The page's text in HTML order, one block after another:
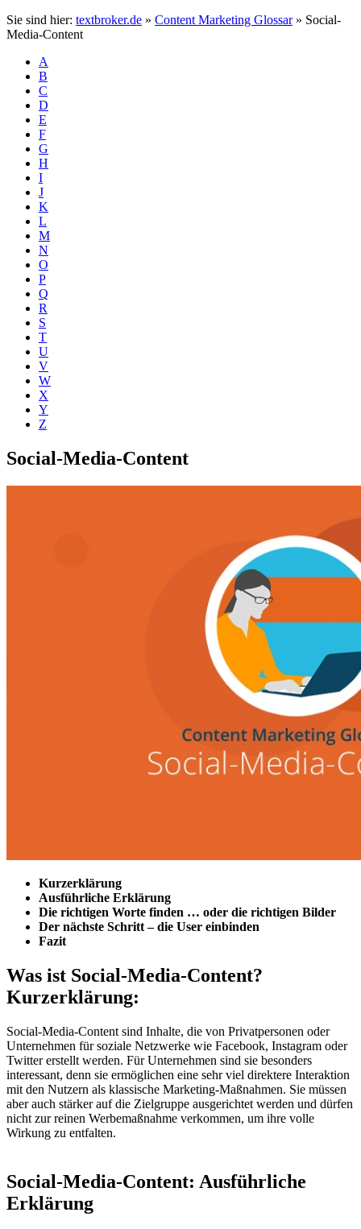
Sie sind hier: textbroker.de » Content Marketing Glossar» Social-
Media-Content
A
B
C
D
E
F
G
H
I
J
K
L
M
N
O
P
Q
R
S
T
U
V
W
X
Y
Z
Social-Media-Content
Kurzerklärung
Ausführliche Erklärung
Die richtigen Worte finden … oder die richtigen Bilder
Der nächste Schritt – die User einbinden
Fazit
Was ist Social-Media-Content?
Kurzerklärung:
Social-Media-Content sind Inhalte, die von Privatpersonen oder
Unternehmen für soziale Netzwerke wie Facebook, Instagram oder
Twitter erstellt werden. Für Unternehmen sind sie besonders
interessant, denn sie ermöglichen eine sehr viel direktere Interaktion
mit den Nutzern als klassische Marketing-Maßnahmen. Sie müssen
aber auch stärker auf die Zielgruppe ausgerichtet werden und dürfen
nicht zur reinen Werbemaßnahme verkommen, um ihre volle
Wirkung zu entfalten.
Social-Media-Content: Ausführliche
Erklärung